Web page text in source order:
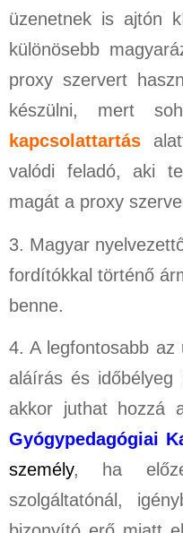
üzenetnek is ajtón
különösebb
proxy szervert
készülni, mert
kapcsolattartás
valódi feladó, aki
magát a proxy
3. Magyar
fordítókkal történő
benne.
4. A legfontosabb
aláírás és időbélyeg
akkor juthat hozzá
Gyógypedagógiai
személy, ha
szolgáltatónál,